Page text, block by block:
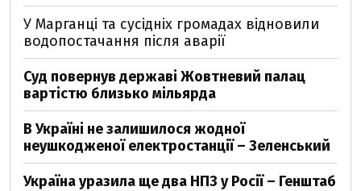
У Марганці та сусідніх громадах відновили
водопостачання після аварії
Суд повернув державі Жовтневий палац
вартістю близько мільярда
В Україні не залишилося жодної
неушкодженої електростанції – Зеленський
Україна уразила ще два НПЗ у Росії – Генштаб